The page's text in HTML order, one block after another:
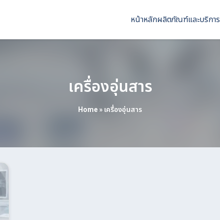
หน้าหลักผลิตภัณฑ์และบริการ
เครื่องอุ่นสาร
Home » เครื่องอุ่นสาร